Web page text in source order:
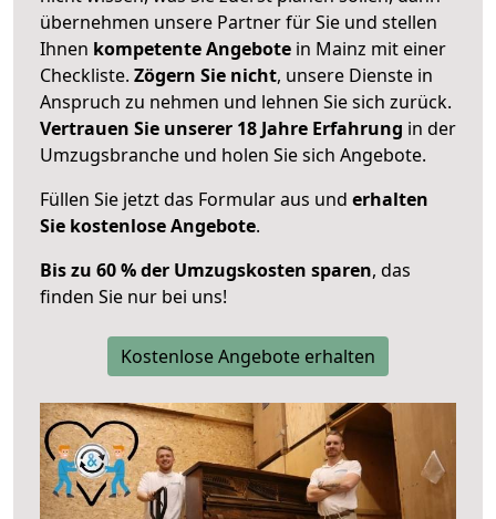
übernehmen unsere Partner für Sie und stellen
Ihnen kompetente Angebote in Mainz mit einer
Checkliste. Zögern Sie nicht, unsere Dienste in
Anspruch zu nehmen und lehnen Sie sich zurück.
Vertrauen Sie unserer 18 Jahre Erfahrung in der
Umzugsbranche und holen Sie sich Angebote.
Füllen Sie jetzt das Formular aus und erhalten
Sie kostenlose Angebote.
Bis zu 60 % der Umzugskosten sparen, das
finden Sie nur bei uns!
Kostenlose Angebote erhalten